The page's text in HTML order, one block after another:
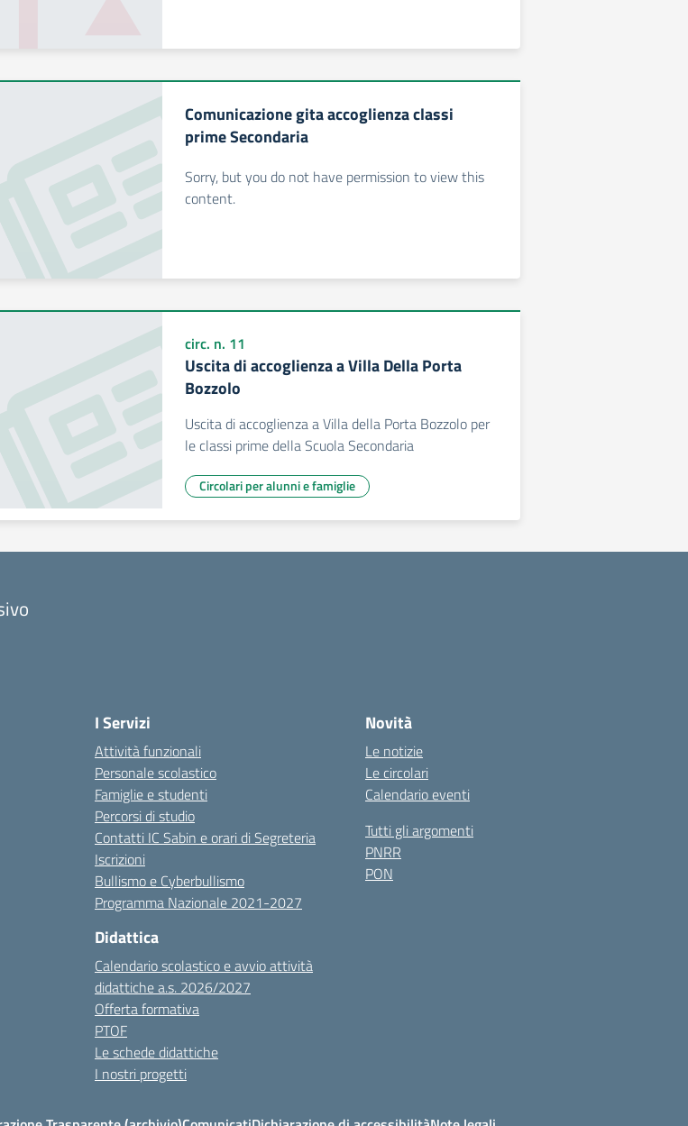
Comunicazione gita accoglienza classi
prime Secondaria
Sorry, but you do not have permission to view this
content.
circ. n. 11
Uscita di accoglienza a Villa Della Porta
Bozzolo
Uscita di accoglienza a Villa della Porta Bozzolo per
le classi prime della Scuola Secondaria
Circolari per alunni e famiglie
I Servizi
Attività funzionali
Personale scolastico
Famiglie e studenti
Percorsi di studio
Contatti IC Sabin e orari di Segreteria
Iscrizioni
Bullismo e Cyberbullismo
Programma Nazionale 2021-2027
Didattica
Calendario scolastico e avvio attività
didattiche a.s. 2026/2027
Offerta formativa
PTOF
Le schede didattiche
I nostri progetti
Novità
Le notizie
Le circolari
Calendario eventi
Tutti gli argomenti
PNRR
PON